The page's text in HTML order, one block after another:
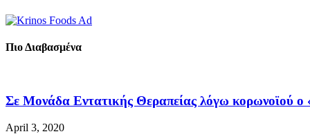
Πιο Διαβασμένα
Σε Μονάδα Εντατικής Θεραπείας λόγω κορωνοϊού ο
April 3, 2020